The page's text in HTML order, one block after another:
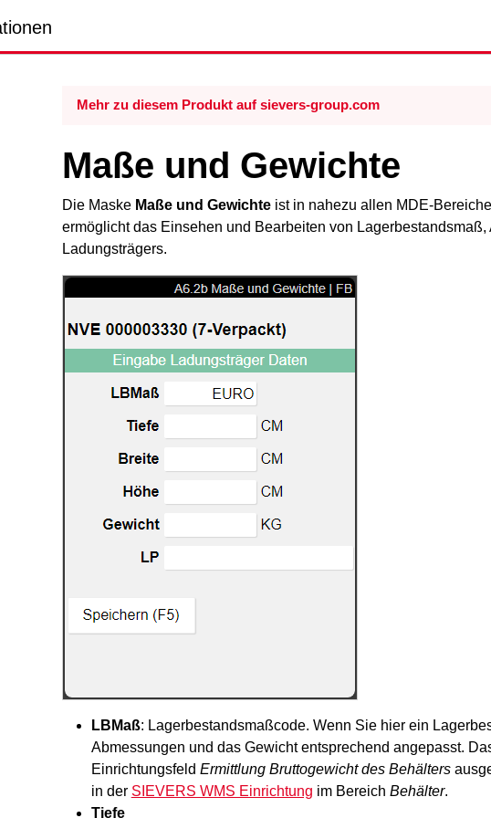
Mehr zu diesem Produkt auf sievers-group.com
Maße und Gewichte
Die Maske Maße und Gewichteist in nahezu allen MDE-
ermöglicht das Einsehen und Bearbeiten von Lagerbestandsmaß,
Ladungsträgers.
LBMaß: Lagerbestandsmaßcode. Wenn Sie hier ein
Abmessungen und das Gewichtentsprechend angepasst.
Einrichtungsfeld Ermittlung Bruttogewicht des Behälters
in der SIEVERS WMS Einrichtung im Bereich Behälter.
Tiefe